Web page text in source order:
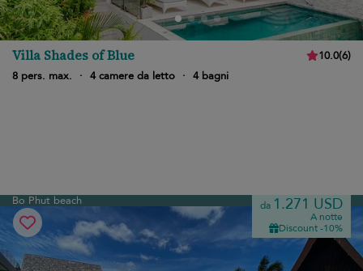
Villa Shades of Blue 10.0(6)
8 pers. max.
· 4 camere da letto · 4 bagni
Bo Phut beach da 1.271 USD
A notte
Discount -10%